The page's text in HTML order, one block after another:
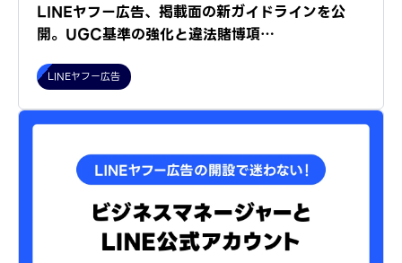
LINEヤフー広告、掲載面の新ガイドラインを公
開。UGC基準の強化と違法賭博項…
LINEヤフー広告